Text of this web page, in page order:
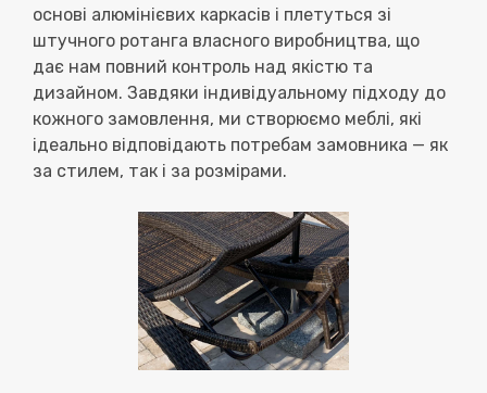
основі алюмінієвих каркасів і плетуться зі
штучного ротанга власного виробництва, що
дає нам повний контроль над якістю та
дизайном. Завдяки індивідуальному підходу до
кожного замовлення, ми створюємо меблі, які
ідеально відповідають потребам замовника — як
за стилем, так і за розмірами.